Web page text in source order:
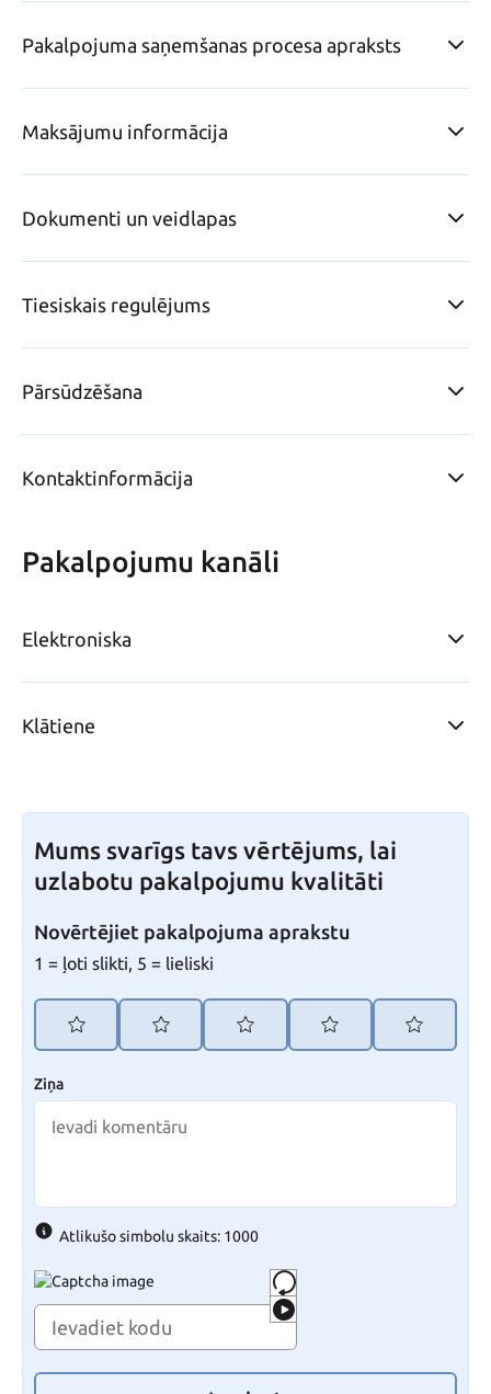
Pakalpojuma saņemšanas procesa apraksts
Maksājumu informācija
Dokumenti un veidlapas
Tiesiskais regulējums
Pārsūdzēšana
Kontaktinformācija
Pakalpojumu kanāli
Elektroniska
Klātiene
Mums svarīgs tavs vērtējums, lai
uzlabotu pakalpojumu kvalitāti
Novērtējiet pakalpojuma aprakstu
1 = ļoti slikti, 5 = lieliski
Ziņa
Atlikušo simbolu skaits: 1000